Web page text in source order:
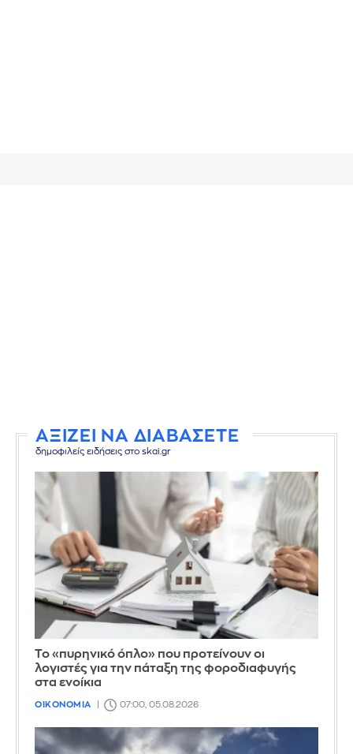
ΑΞΙΖΕΙ ΝΑ ΔΙΑΒΑΣΕΤΕ
δημοφιλείς ειδήσεις στο skai.gr
Το «πυρηνικό όπλο» που προτείνουν οι
λογιστές για την πάταξη της φοροδιαφυγής
στα ενοίκια
ΟΙΚΟΝΟΜΙΑ 07:00, 05.08.2026